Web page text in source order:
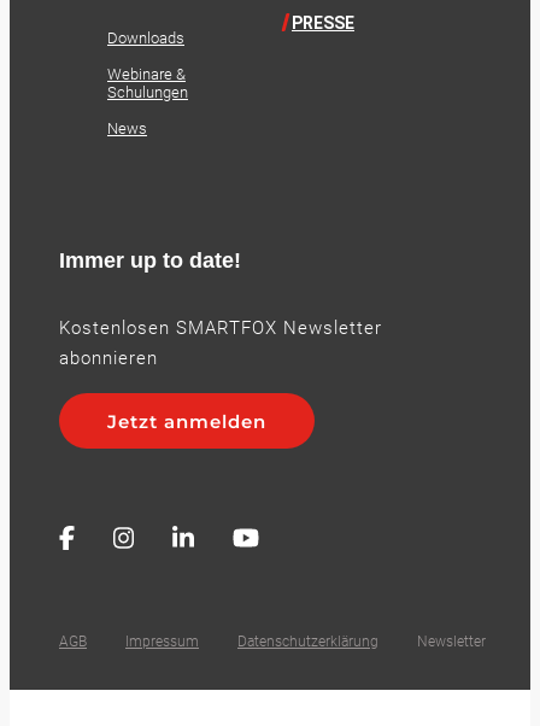
Downloads
Webinare &
Schulungen
News
PRESSE
Immer up to date!
Kostenlosen SMARTFOX Newsletter
abonnieren
Jetzt anmelden
AGB Impressum Datenschutzerklärung Newsletter